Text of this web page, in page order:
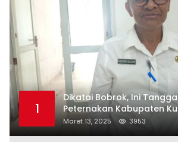
1
Dikatai Bobrok, Ini
Peternakan Kabupaten
Maret 13, 2025 3953